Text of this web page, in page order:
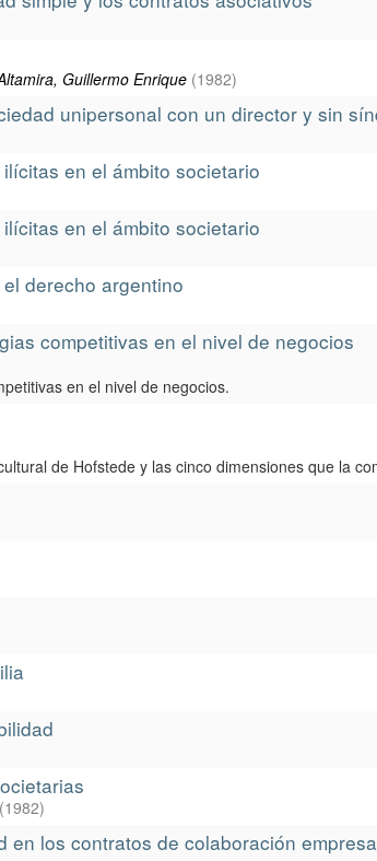
Guillermo Enrique (1982)
unipersonal con un director y sin
en el ámbito societario
en el ámbito societario
derecho argentino
competitivas en el nivel de negocios
en el nivel de negocios.
de Hofstede y las cinco dimensiones que la
(1982)
en los contratos de colaboración